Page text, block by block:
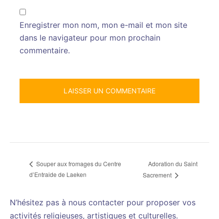
Enregistrer mon nom, mon e-mail et mon site
dans le navigateur pour mon prochain
commentaire.
Souper aux fromages du Centre
d’Entraide de Laeken
Adoration du Saint
Sacrement
N’hésitez pas à nous contacter pour proposer vos
activités religieuses, artistiques et culturelles.